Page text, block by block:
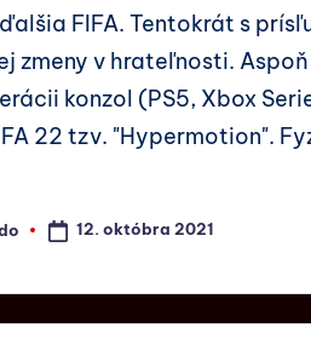
FIFA. Tentokrát s
zmeny v hrateľnosti.
konzol (PS5, Xbox
22 tzv. "Hypermotion".
12. októbra 2021